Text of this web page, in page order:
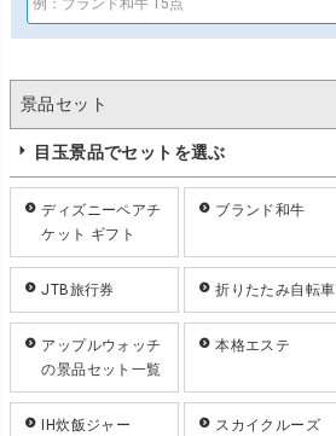
景品セット
目玉景品でセットを選ぶ
ディズニーペアチ
ケット ギフト
ブランド和牛
JTB旅行券 折りたたみ自転車
アップルウォッチ
の景品セット一覧
本格エステ
IH炊飯ジャー スカイクルーズ